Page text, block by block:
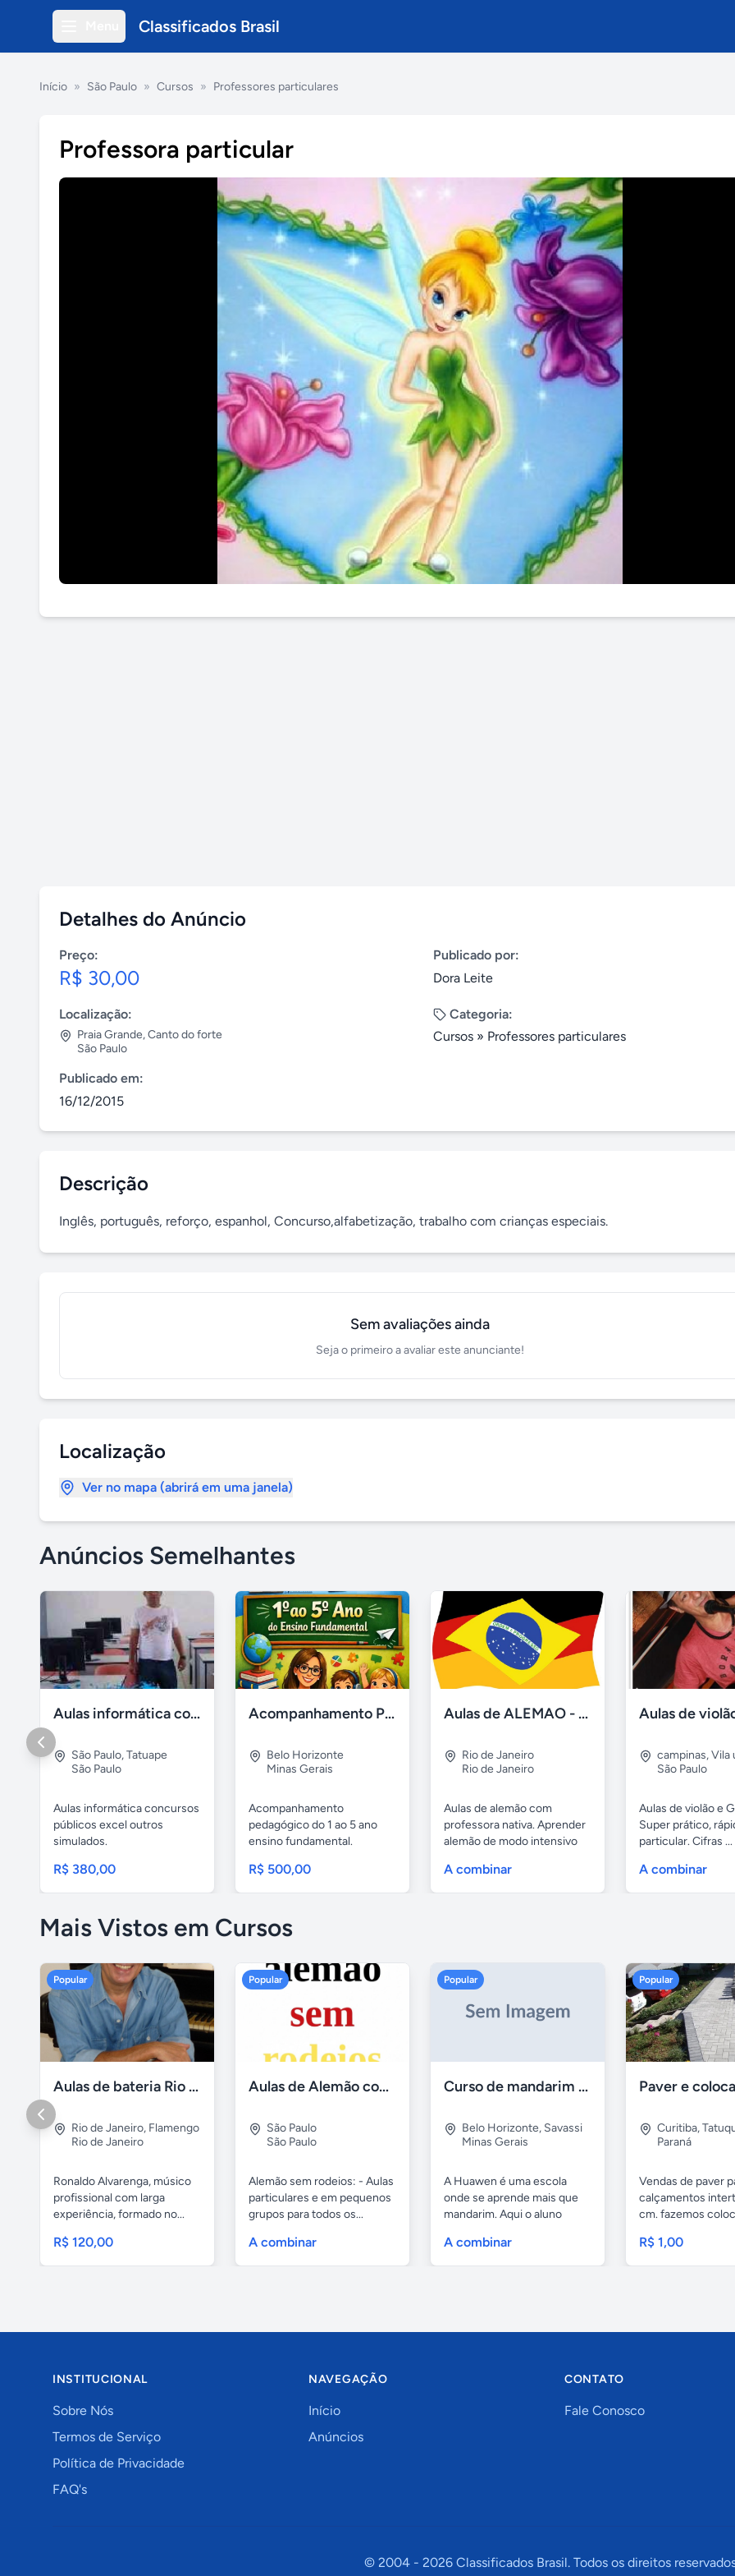
Classificados Brasil
Início » São Paulo » Cursos » Professores particulares
Professora particular
Detalhes do Anúncio
Preço:
R$ 30,00
Publicado por:
Dora Leite
Localização:
Praia Grande,Canto do forte
São Paulo
Categoria:
Cursos » Professores particulares
Publicado em:
16/12/2015
Descrição
Inglês, português, reforço, espanhol, Concurso,alfabetização, trabalho com crianças especiais.
Sem avaliações ainda
Seja o primeiro a avaliar este anunciante!
Localização
Ver no mapa (abrirá em uma janela)
Anúncios Semelhantes
Aulas informática concursos
São Paulo,Tatuape
São Paulo
Aulas informática concursos
públicos excel outros
simulados.
R$ 380,00
Acompanhamento Pedagógico
Belo Horizonte
Minas Gerais
Acompanhamento
pedagógico do 1 ao 5 ano
ensino fundamental.
R$ 500,00
Aulas de ALEMAO - individual, on-line
Rio de Janeiro
Rio de Janeiro
Aulas de alemão com
professora nativa. Aprender
alemão de modo intensivo
A combinar
campinas,Vila
São Paulo
Aulas de violão e
Super prático,
particular. Cifras ...
A combinar
Mais Vistos em Cursos
Popular
Aulas de bateria Rio de Janeiro
Rio de Janeiro, Flamengo
Rio de Janeiro
Ronaldo Alvarenga, músico
profissional com larga
experiência, formado no...
R$ 120,00
Popular
Aulas de Alemão com Professor Nativo
São Paulo
São Paulo
Alemão sem rodeios: - Aulas
particulares e em pequenos
grupos para todos os...
A combinar
Popular
Curso de mandarim em belo horizonte
Belo Horizonte, Savassi
Minas Gerais
A Huawen é uma escola
onde se aprende mais que
mandarim. Aqui o aluno
A combinar
Popular
Curitiba,
Paraná
Vendas de paver
calçamentos
cm. fazemos
R$ 1,00
INSTITUCIONAL
Sobre Nós
Termos de Serviço
Política de Privacidade
FAQ's
NAVEGAÇÃO
Início
Anúncios
CONTATO
Fale Conosco
© 2004 - 2026Classificados Brasil. Todos os direitos